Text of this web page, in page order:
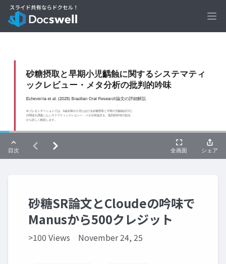
砂糖SR論文とCloudeの吟味で
Manusから500クレジット
>100 Views November 24, 25